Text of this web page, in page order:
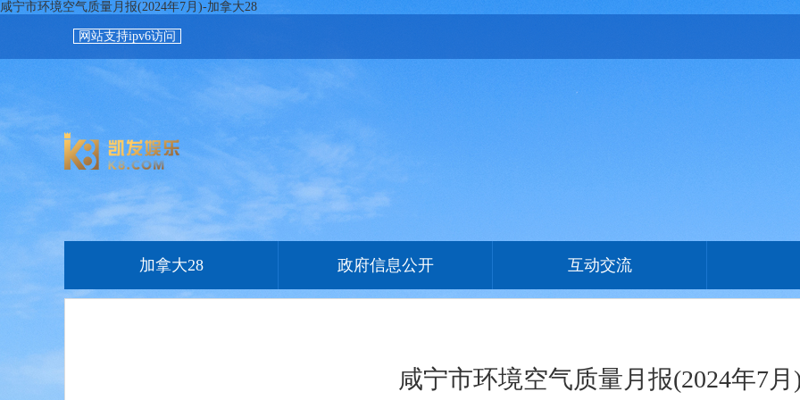
咸宁市环境空气质量月报(2024年7月)-加拿大28
网站支持ipv6访问
加拿大28 政府信息公开 互动交流
咸宁市环境空气质量月报(2024年7月